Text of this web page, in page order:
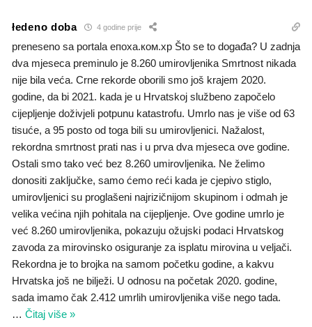
łedeno doba 4 godine prije
preneseno sa portala епоха.ком.хр Što se to događa? U zadnja
dva mjeseca preminulo je 8.260 umirovljenika Smrtnost nikada
nije bila veća. Crne rekorde oborili smo još krajem 2020.
godine, da bi 2021. kada je u Hrvatskoj službeno započelo
cijepljenje doživjeli potpunu katastrofu. Umrlo nas je više od 63
tisuće, a 95 posto od toga bili su umirovljenici. Nažalost,
rekordna smrtnost prati nas i u prva dva mjeseca ove godine.
Ostali smo tako već bez 8.260 umirovljenika. Ne želimo
donositi zaključke, samo ćemo reći kada je cjepivo stiglo,
umirovljenici su proglašeni najrizičnijom skupinom i odmah je
velika većina njih pohitala na cijepljenje. Ove godine umrlo je
već 8.260 umirovljenika, pokazuju ožujski podaci Hrvatskog
zavoda za mirovinsko osiguranje za isplatu mirovina u veljači.
Rekordna je to brojka na samom početku godine, a kakvu
Hrvatska još ne bilježi. U odnosu na početak 2020. godine,
sada imamo čak 2.412 umrlih umirovljenika više nego tada.
… Čitaj više »